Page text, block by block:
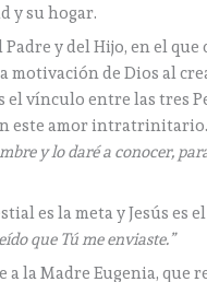
y su hogar.
y del Hijo, en el
motivación de Dios al
el vínculo entre las tres
este amor intratrinitario.
y lo daré a conocer,
es la meta y Jesús es
que Tú me enviaste.”
a la Madre Eugenia,